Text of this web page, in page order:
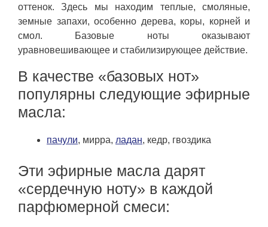
оттенок. Здесь мы находим теплые, смоляные,
земные запахи, особенно дерева, коры, корней и
смол. Базовые ноты оказывают
уравновешивающее и стабилизирующее действие.
В качестве «базовых нот»
популярны следующие эфирные
масла:
пачули, мирра, ладан, кедр, гвоздика
Эти эфирные масла дарят
«сердечную ноту» в каждой
парфюмерной смеси: